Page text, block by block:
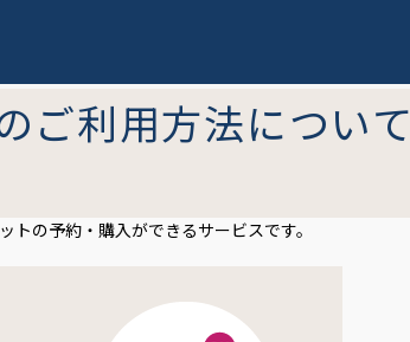
ご利用方法について
の予約・購入ができるサービスです。